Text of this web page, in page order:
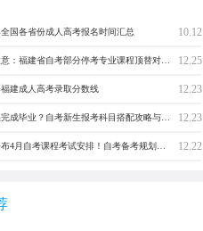
全国各省份成人高考报名时间汇总 10.12
12.25
福建成人高考录取分数线 12.23
12.23
12.22